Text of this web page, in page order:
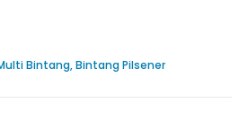
Bintang, Bintang Pilsener